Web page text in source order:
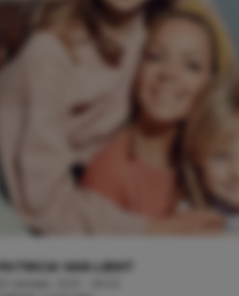
PATRICIA VAN LIEMT